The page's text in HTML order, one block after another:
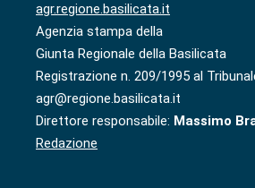
agr.regione.basilicata.it
Agenzia stampa della
Giunta Regionale della Basilicata
Registrazione n. 209/1995 al
agr@regione.basilicata.it
Direttore responsabile: Massimo
Redazione